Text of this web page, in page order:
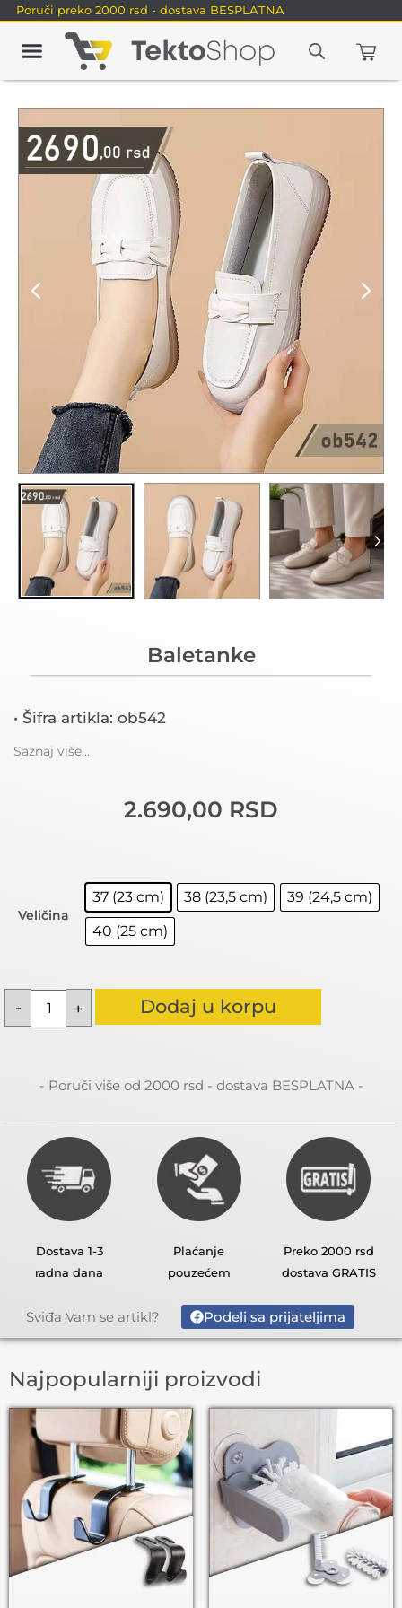
Poruči preko 2000 rsd - dostava BESPLATNA
Baletanke
• Šifra artikla: ob542
Saznaj više...
2.690,00 RSD
Veličina
37 (23 cm) 38 (23,5 cm)
39 (24,5 cm)
40 (25 cm)
Dodaj u korpu
- Poruči više od 2000 rsd - dostava BESPLATNA -
Dostava 1-3
radna dana
Plaćanje
pouzećem
Preko 2000 rsd
dostava GRATIS
Sviđa Vam se artikl? Podeli sa prijateljima
Najpopularniji proizvodi